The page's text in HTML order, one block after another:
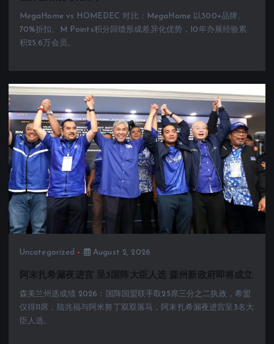
MegaHome vs HOMEDEC 对比：MegaHome 以300+品牌、
70%折扣、M Points积分回馈形成差异化优势，10年办展经验累
积25.6万会员。
Uncategorized August 2, 2026
阿末扎希漏夜进宫 呈3国阵大臣人选 森州新政府即将成立
森美兰州选成绩 2026：国阵国盟联手取25席三分之二执政，希盟
仅得11席，陆兆福与阿米努丁双双落马，阿末扎希漏夜进宫呈3名大
臣人选。